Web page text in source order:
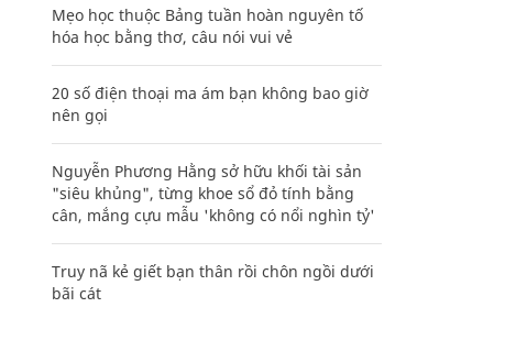
Mẹo học thuộc Bảng tuần hoàn nguyên tố
hóa học bằng thơ, câu nói vui vẻ
20 số điện thoại ma ám bạn không bao giờ
nên gọi
Nguyễn Phương Hằng sở hữu khối tài sản
"siêu khủng", từng khoe sổ đỏ tính bằng
cân, mắng cựu mẫu 'không có nổi nghìn tỷ'
Truy nã kẻ giết bạn thân rồi chôn ngồi dưới
bãi cát